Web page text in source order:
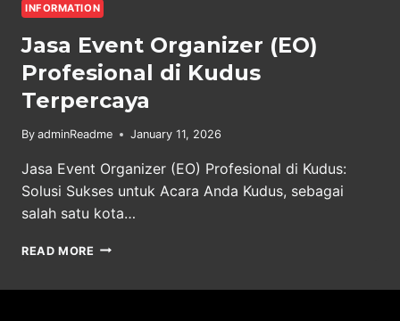
INFORMATION
Jasa Event Organizer (EO)
Profesional di Kudus
Terpercaya
By adminReadme January 11, 2026
Jasa Event Organizer (EO) Profesional di Kudus:
Solusi Sukses untuk Acara Anda Kudus, sebagai
salah satu kota…
READ MORE JASA